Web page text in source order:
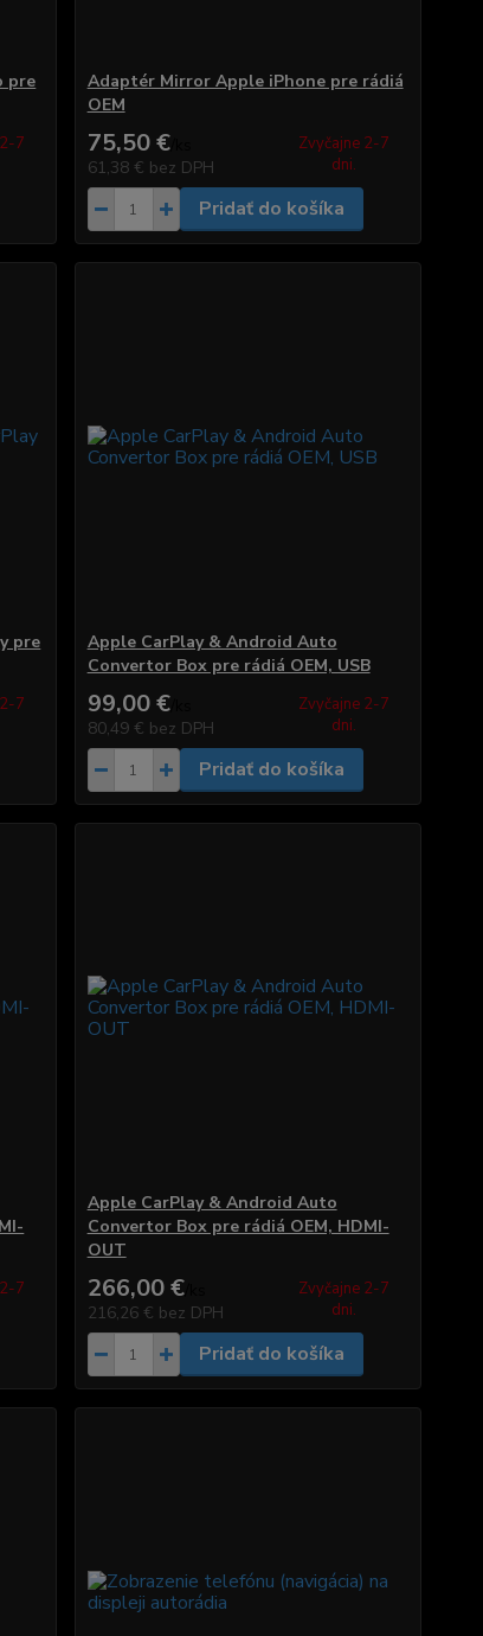
pre
7
Adaptér Mirror Apple iPhone pre rádiá
OEM
75,50 €/
61,38 € bez DPH
Zvyčajne 2-7
dni.
Pridať do košíka
pre
7
Apple CarPlay & Android Auto
Convertor Box pre rádiá OEM, USB
99,00 €/
80,49 € bez DPH
Zvyčajne 2-7
dni.
Pridať do košíka
7
Apple CarPlay & Android Auto
Convertor Box pre rádiá OEM, HDMI-
OUT
266,00 €/
216,26 € bez DPH
Zvyčajne 2-7
dni.
Pridať do košíka